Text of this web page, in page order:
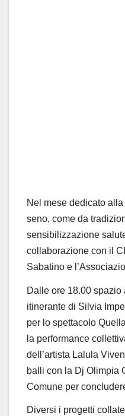
Nel mese dedicato
seno, come da
sensibilizzazione
collaborazione con il
Sabatino e
Dalle ore 18.00 spazio
itinerante di Silvia
per lo spettacolo
la performance
dell’artista Lalula
balli con la Dj Olimpia
Comune per
Diversi i progetti